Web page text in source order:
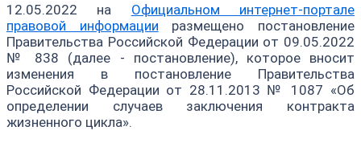
12.05.2022 на Официальном интернет-портале
правовой информации размещено постановление
Правительства Российской Федерации от 09.05.2022
№ 838 (далее - постановление), которое вносит
изменения в постановление Правительства
Российской Федерации от 28.11.2013 № 1087 «Об
определении случаев заключения контракта
жизненного цикла».